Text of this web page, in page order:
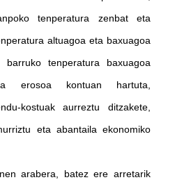
tenperatura zenbat eta
altuagoa eta baxuagoa
tenperatura baxuagoa
erosoa kontuan hartuta,
kostuak aurreztu ditzakete,
eta abantaila ekonomiko
arabera, batez ere arretarik